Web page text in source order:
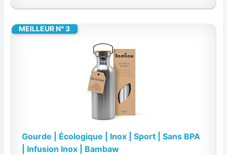
MEILLEUR N° 3
Gourde | Écologique | Inox | Sport | Sans BPA
| Infusion Inox | Bambaw